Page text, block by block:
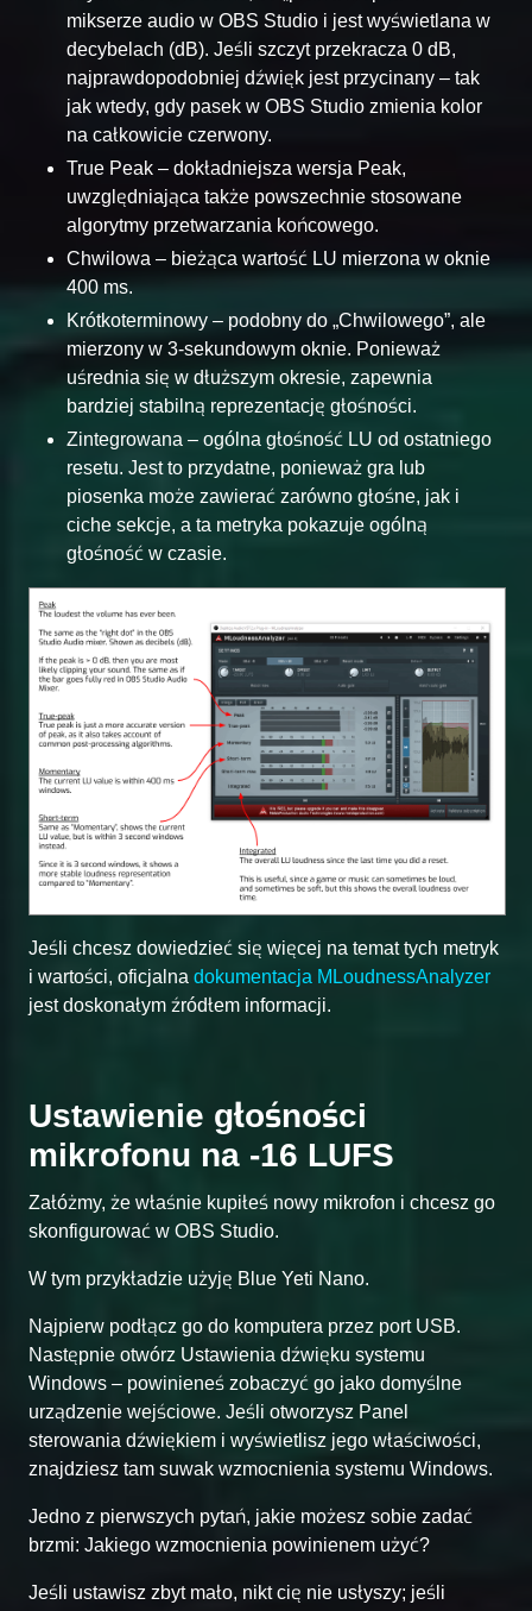
mikserze audio w OBS Studio i jest wyświetlana w
decybelach (dB). Jeśli szczyt przekracza 0 dB,
najprawdopodobniej dźwięk jest przycinany – tak
jak wtedy, gdy pasek w OBS Studio zmienia kolor
na całkowicie czerwony.
True Peak – dokładniejsza wersja Peak,
uwzględniająca także powszechnie stosowane
algorytmy przetwarzania końcowego.
Chwilowa – bieżąca wartość LU mierzona w oknie
400 ms.
Krótkoterminowy – podobny do „Chwilowego”, ale
mierzony w 3-sekundowym oknie. Ponieważ
uśrednia się w dłuższym okresie, zapewnia
bardziej stabilną reprezentację głośności.
Zintegrowana – ogólna głośność LU od ostatniego
resetu. Jest to przydatne, ponieważ gra lub
piosenka może zawierać zarówno głośne, jak i
ciche sekcje, a ta metryka pokazuje ogólną
głośność w czasie.
Jeśli chcesz dowiedzieć się więcej na temat tych metryk
i wartości, oficjalna dokumentacja MLoudnessAnalyzer
jest doskonałym źródłem informacji.
Ustawienie głośności
mikrofonu na -16 LUFS
Załóżmy, że właśnie kupiłeś nowy mikrofon i chcesz go
skonfigurować w OBS Studio.
W tym przykładzie użyję Blue Yeti Nano.
Najpierw podłącz go do komputera przez port USB.
Następnie otwórz Ustawienia dźwięku systemu
Windows – powinieneś zobaczyć go jako domyślne
urządzenie wejściowe. Jeśli otworzysz Panel
sterowania dźwiękiem i wyświetlisz jego właściwości,
znajdziesz tam suwak wzmocnienia systemu Windows.
Jedno z pierwszych pytań, jakie możesz sobie zadać
brzmi: Jakiego wzmocnienia powinienem użyć?
Jeśli ustawisz zbyt mało, nikt cię nie usłyszy; jeśli